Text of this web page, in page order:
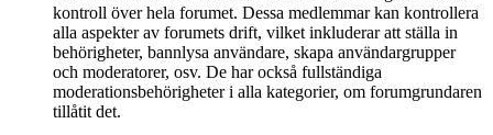
kontroll över hela forumet. Dessa medlemmar kan kontrollera
alla aspekter av forumets drift, vilket inkluderar att ställa in
behörigheter, bannlysa användare, skapa användargrupper
och moderatorer, osv. De har också fullständiga
moderationsbehörigheter i alla kategorier, om forumgrundaren
tillåtit det.